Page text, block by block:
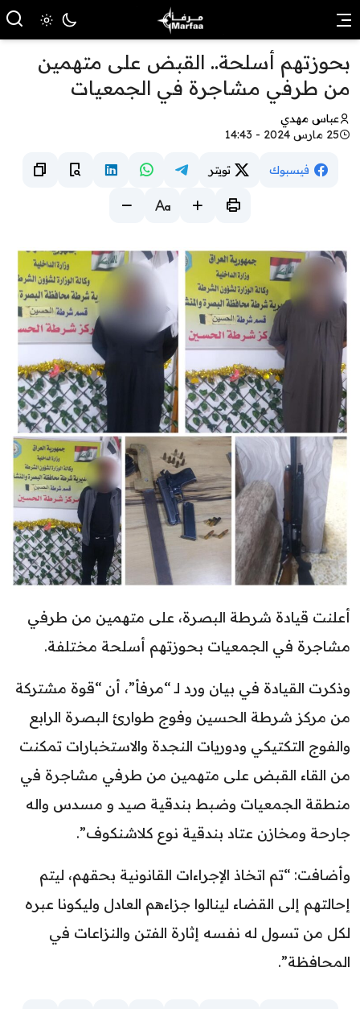
بحوزتهم أسلحة.. القبض على متهمين
من طرفي مشاجرة في الجمعيات
عباس مهدي
25 مارس 2024 - 14:43
فيسبوك تويتر
أعلنت قيادة شرطة البصرة، على متهمين من طرفي
مشاجرة في الجمعيات بحوزتهم أسلحة مختلفة.
وذكرت القيادة في بيان ورد لـ “مرفأ”، أن “قوة مشتركة
من مركز شرطة الحسين وفوج طوارئ البصرة الرابع
والفوج التكتيكي ودوريات النجدة والاستخبارات تمكنت
من القاء القبض على متهمين من طرفي مشاجرة في
منطقة الجمعيات وضبط بندقية صيد و مسدس واله
جارحة ومخازن عتاد بندقية نوع كلاشنكوف”.
وأضافت: “تم اتخاذ الإجراءات القانونية بحقهم، ليتم
إحالتهم إلى القضاء لينالوا جزاءهم العادل وليكونا عبره
لكل من تسول له نفسه إثارة الفتن والنزاعات في
المحافظة”.